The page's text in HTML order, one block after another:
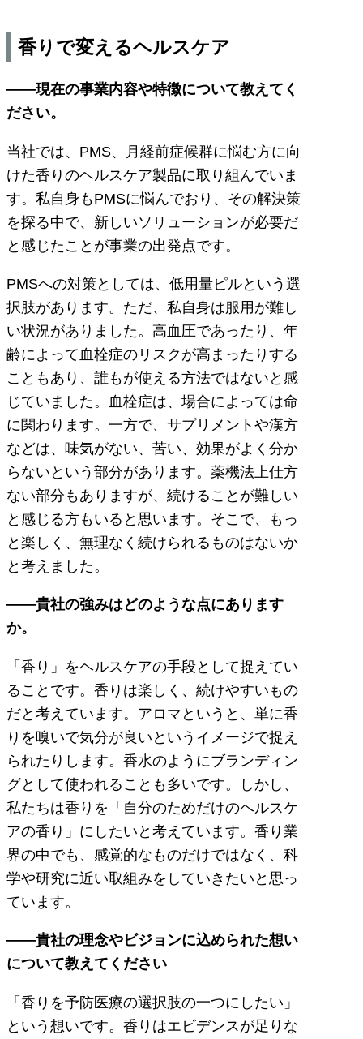
香りで変えるヘルスケア
――現在の事業内容や特徴について教えてく
ださい。
当社では、PMS、月経前症候群に悩む方に向
けた香りのヘルスケア製品に取り組んでいま
す。私自身もPMSに悩んでおり、その解決策
を探る中で、新しいソリューションが必要だ
と感じたことが事業の出発点です。
PMSへの対策としては、低用量ピルという選
択肢があります。ただ、私自身は服用が難し
い状況がありました。高血圧であったり、年
齢によって血栓症のリスクが高まったりする
こともあり、誰もが使える方法ではないと感
じていました。血栓症は、場合によっては命
に関わります。一方で、サプリメントや漢方
などは、味気がない、苦い、効果がよく分か
らないという部分があります。薬機法上仕方
ない部分もありますが、続けることが難しい
と感じる方もいると思います。そこで、もっ
と楽しく、無理なく続けられるものはないか
と考えました。
――貴社の強みはどのような点にあります
か。
「香り」をヘルスケアの手段として捉えてい
ることです。香りは楽しく、続けやすいもの
だと考えています。アロマというと、単に香
りを嗅いで気分が良いというイメージで捉え
られたりします。香水のようにブランディン
グとして使われることも多いです。しかし、
私たちは香りを「自分のためだけのヘルスケ
アの香り」にしたいと考えています。香り業
界の中でも、感覚的なものだけではなく、科
学や研究に近い取組みをしていきたいと思っ
ています。
――貴社の理念やビジョンに込められた想い
について教えてください
「香りを予防医療の選択肢の一つにしたい」
という想いです。香りはエビデンスが足りな